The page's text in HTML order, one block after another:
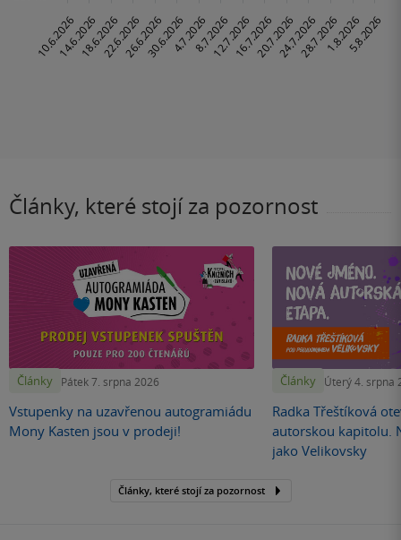
Články, které stojí za pozornost
Články Pátek 7. srpna 2026
Vstupenky na uzavřenou autogramiádu
Mony Kasten jsou v prodeji!
Články Úterý 4. srpna
Radka Třeštíková
autorskou kapitolu.
jako Velikovsky
Články, které stojí za pozornost